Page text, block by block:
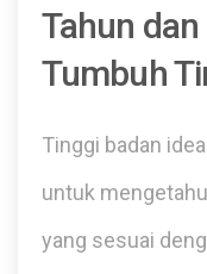
Tahun
Tumbuh
Tinggi badan
untuk
yang sesuai